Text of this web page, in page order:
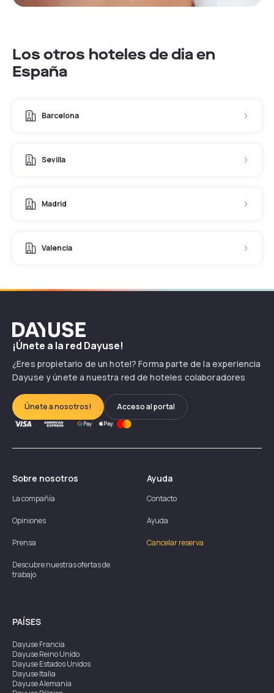
Los otros hoteles de dia en
España
Barcelona
Sevilla
Madrid
Valencia
Dayuse
¡Únete a la red Dayuse!
¿Eres propietario de un hotel? Forma parte de la experiencia
Dayuse y únete a nuestra red de hoteles colaboradores
Únete a nosotros! Acceso al portal
Sobre nosotros
La compañía
Opiniones
Prensa
Descubre nuestras ofertas de
trabajo
Ayuda
Contacto
Ayuda
Cancelar reserva
PAÍSES
DayuseFrancia
DayuseReino Unido
DayuseEstados Unidos
DayuseItalia
DayuseAlemania